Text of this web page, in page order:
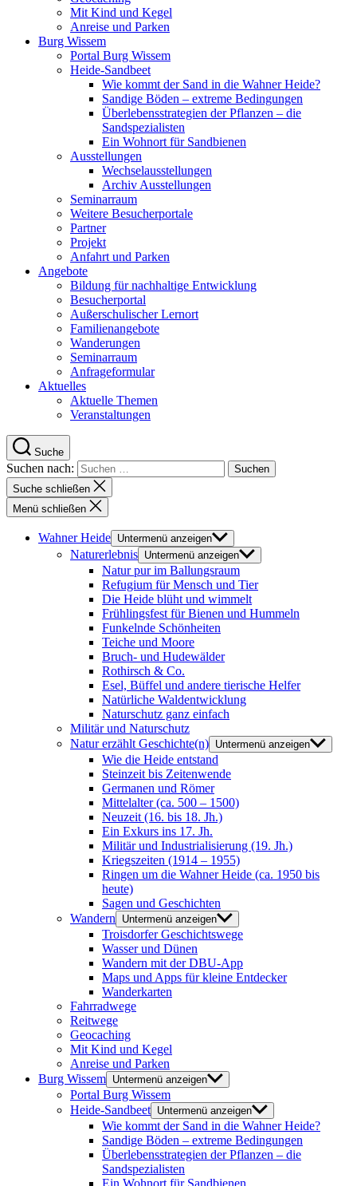
Mit Kind und Kegel
Anreise und Parken
Burg Wissem
Portal Burg Wissem
Heide-Sandbeet
Wie kommt der Sand in die Wahner Heide?
Sandige Böden – extreme Bedingungen
Überlebensstrategien der Pflanzen – die
Sandspezialisten
Ein Wohnort für Sandbienen
Ausstellungen
Wechselausstellungen
Archiv Ausstellungen
Seminarraum
Weitere Besucherportale
Partner
Projekt
Anfahrt und Parken
Angebote
Bildung für nachhaltige Entwicklung
Besucherportal
Außerschulischer Lernort
Familienangebote
Wanderungen
Seminarraum
Anfrageformular
Aktuelles
Aktuelle Themen
Veranstaltungen
Suche
Suchen nach:
Suche schließen
Menü schließen
Wahner Heide Untermenü anzeigen
Naturerlebnis Untermenü anzeigen
Natur pur im Ballungsraum
Refugium für Mensch und Tier
Die Heide blüht und wimmelt
Frühlingsfest für Bienen und Hummeln
Funkelnde Schönheiten
Teiche und Moore
Bruch- und Hudewälder
Rothirsch & Co.
Esel, Büffel und andere tierische Helfer
Natürliche Waldentwicklung
Naturschutz ganz einfach
Militär und Naturschutz
Natur erzählt Geschichte(n) Untermenü anzeigen
Wie die Heide entstand
Steinzeit bis Zeitenwende
Germanen und Römer
Mittelalter (ca. 500 – 1500)
Neuzeit (16. bis 18. Jh.)
Ein Exkurs ins 17. Jh.
Militär und Industrialisierung (19. Jh.)
Kriegszeiten (1914 – 1955)
Ringen um die Wahner Heide (ca. 1950 bis
heute)
Sagen und Geschichten
Wandern
Untermenü anzeigen
Troisdorfer Geschichtswege
Wasser und Dünen
Wandern mit der DBU-App
Maps und Apps für kleine Entdecker
Wanderkarten
Fahrradwege
Reitwege
Geocaching
Mit Kind und Kegel
Anreise und Parken
Burg Wissem Untermenü anzeigen
Portal Burg Wissem
Heide-Sandbeet Untermenü anzeigen
Wie kommt der Sand in die Wahner Heide?
Sandige Böden – extreme Bedingungen
Überlebensstrategien der Pflanzen – die
Sandspezialisten
Ein Wohnort für Sandbienen